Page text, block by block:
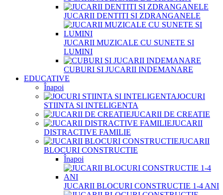
JUCARII DENTITI SI ZDRANGANELE
JUCARII MUZICALE CU SUNETE SI
LUMINI
CUBURI SI JUCARII INDEMANARE
EDUCATIVE
Înapoi
JOCURI
STIINTA SI INTELIGENTA
JUCARII DE CREATIE
JUCARII
DISTRACTIVE FAMILIE
JUCARII
BLOCURI CONSTRUCTIE
Înapoi
JUCARII BLOCURI CONSTRUCTIE 1-4 ANI